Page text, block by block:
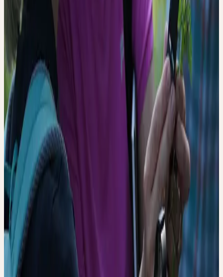
Remarques
Keine botanischen Vorkenntnisse notwendig · 2-3h Wanderzeit ·
Die Exkursion wird bei jedem Wetter durchgeführt · Verpflegung
aus dem eigenen Rucksack
Responsabilité
Die Versicherung ist Sache der TeilnehmerInnen. Ceres Heilmittel
AG lehnt jede Haftung bei Unfällen und Schadensfällen ab.
Contact